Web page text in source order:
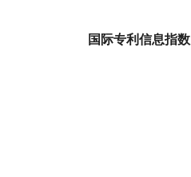
国际专利信息指数